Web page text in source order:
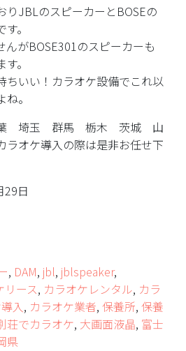
りJBLのスピーカーとBOSEの
。
んがBOSE301のスピーカーも
。
ちいい！カラオケ設備でこれ以
。
葉 埼玉 群馬 栃木 茨城 山
ケ導入の際は是非お任せ下
29日
, DAM, jbl, jblspeaker,
リース, カラオケレンタル, カラ
入, カラオケ業者, 保養所, 保養
荘でカラオケ, 大画面液晶, 富士
県